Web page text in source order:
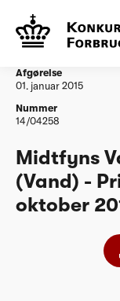
Vandtilsyn
Afgørelse
01. januar 2015
Nummer
14/04258
Midtfyns
(Vand) -
oktober